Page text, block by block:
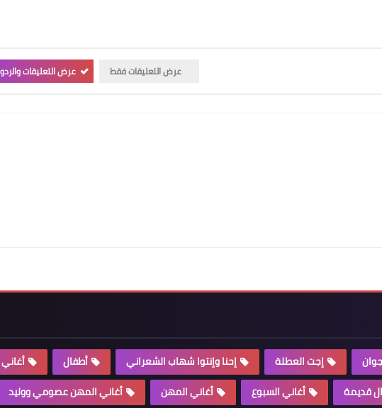
عرض التعليقات فقط عرض التعليقات
إجت العطلة إحنا وإنتوا شهاب الشعراني أطفال
قديمة أغاني السبوع أغاني المهن
أغاني المهن عصومي ووليد